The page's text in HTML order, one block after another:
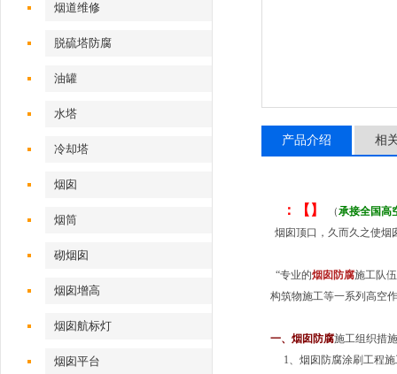
烟道维修
脱硫塔防腐
油罐
水塔
冷却塔
烟囱
烟筒
砌烟囱
烟囱增高
烟囱航标灯
烟囱平台
产品介绍 相
：【】 （承接全国高
烟囱顶口，久而久之使烟
“专业的烟囱防腐施工队
构筑物施工等一系列高空
一、 烟囱防腐施工组织措
1、烟囱防腐涂刷工程施